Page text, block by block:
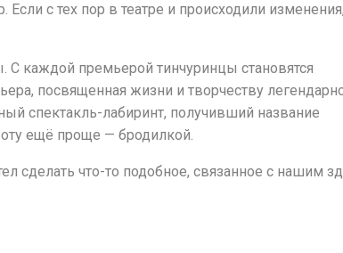
с тех пор в театре и происходили
каждой премьерой тинчуринцы становятся
посвященная жизни и творчеству
спектакль-лабиринт, получивший название
ещё проще — бродилкой.
сделать что-то подобное, связанное с нашим